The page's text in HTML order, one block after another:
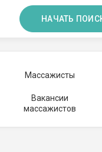
НАЧАТЬ
Массажисты
Вакансии
массажистов